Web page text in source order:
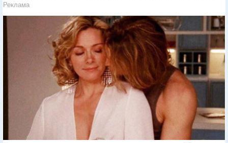
Реклама